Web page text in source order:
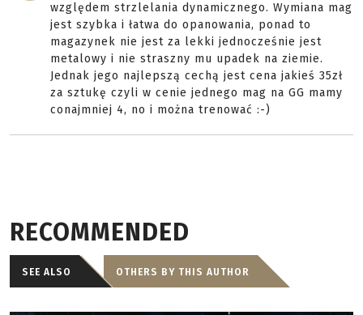
względem strzlelania dynamicznego. Wymiana mag
jest szybka i łatwa do opanowania, ponad to
magazynek nie jest za lekki jednocześnie jest
metalowy i nie straszny mu upadek na ziemie.
Jednak jego najlepszą cechą jest cena jakieś 35zł
za sztukę czyli w cenie jednego mag na GG mamy
conajmniej 4, no i można trenować :-)
RECOMMENDED
SEE ALSO OTHERS BY THIS AUTHOR